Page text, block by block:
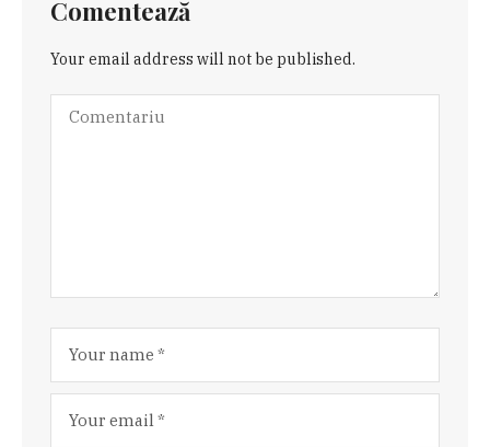
Comentează
Your email address will not be published.